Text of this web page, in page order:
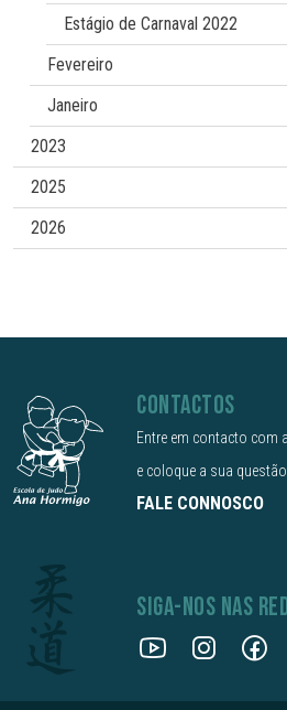
Estágio de Carnaval 2022
Fevereiro
Janeiro
2023
2025
2026
CONTACTOS
Entre em contacto com
e coloque a sua questão
FALE CONNOSCO
SIGA-NOS NAS